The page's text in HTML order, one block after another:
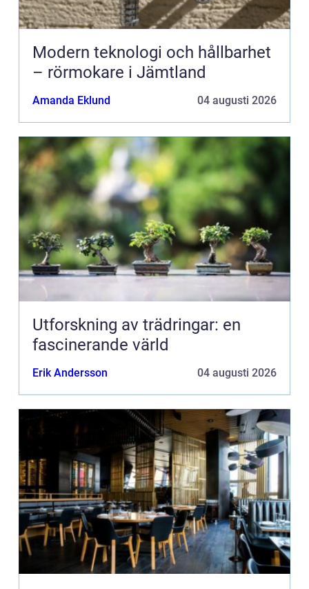
Modern teknologi och hållbarhet
– rörmokare i Jämtland
Amanda Eklund 04 augusti 2026
Utforskning av trädringar: en
fascinerande värld
Erik Andersson 04 augusti 2026